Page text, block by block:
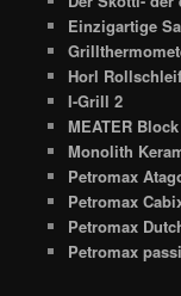
Einzigartige
Horl
I-Grill 2
MEATER
Monolith
Petromax
Petromax
Petromax
Petromax